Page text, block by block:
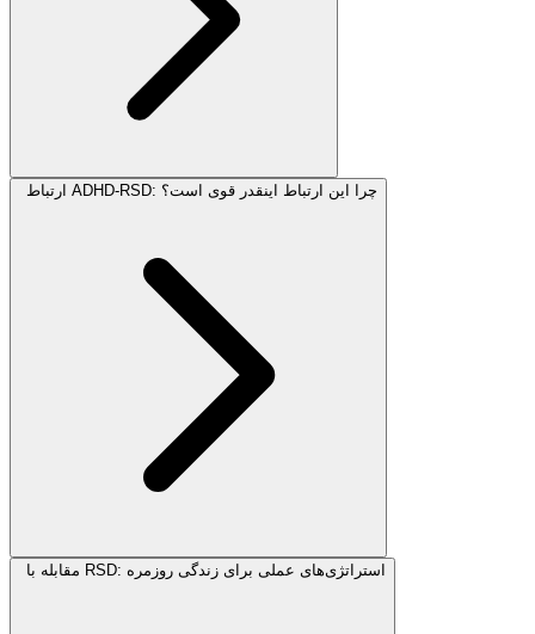
ارتباط ADHD-RSD: چرا این ارتباط اینقدر قوی است؟
مقابله با RSD: استراتژی‌های عملی برای زندگی روزمره